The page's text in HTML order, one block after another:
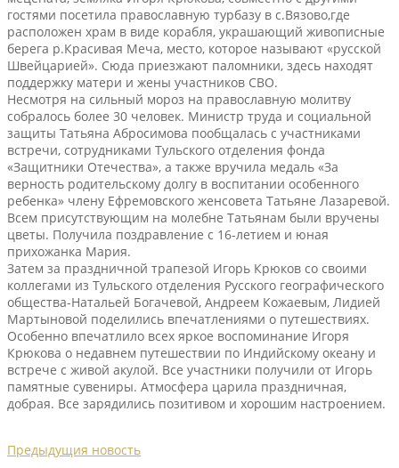
гостями посетила православную турбазу в с.Вязово,где
расположен храм в виде корабля, украшающий живописные
берега р.Красивая Меча, место, которое называют «русской
Швейцарией». Сюда приезжают паломники, здесь находят
поддержку матери и жены участников СВО.
Несмотря на сильный мороз на православную молитву
собралось более 30 человек. Министр труда и социальной
защиты Татьяна Абросимова пообщалась с участниками
встречи, сотрудниками Тульского отделения фонда
«Защитники Отечества», а также вручила медаль «За
верность родительскому долгу в воспитании особенного
ребенка» члену Ефремовского женсовета Татьяне Лазаревой.
Всем присутствующим на молебне Татьянам были вручены
цветы. Получила поздравление с 16-летием и юная
прихожанка Мария.
Затем за праздничной трапезой Игорь Крюков со своими
коллегами из Тульского отделения Русского географического
общества-Натальей Богачевой, Андреем Кожаевым, Лидией
Мартыновой поделились впечатлениями о путешествиях.
Особенно впечатлило всех яркое воспоминание Игоря
Крюкова о недавнем путешествии по Индийскому океану и
встрече с живой акулой. Все участники получили от Игорь
памятные сувениры. Атмосфера царила праздничная,
добрая. Все зарядились позитивом и хорошим настроением.
Предыдущия новость